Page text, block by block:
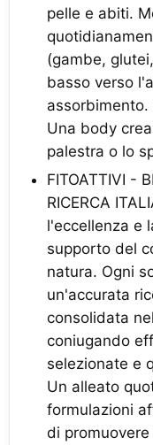
pelle e abiti.
(gambe,
basso verso
Una body
palestra o lo
FITOATTIVI -
RICERCA
l'eccellenza e
supporto del
natura. Ogni
un'accurata
consolidata
coniugando
selezionate e
Un alleato
formulazioni
di